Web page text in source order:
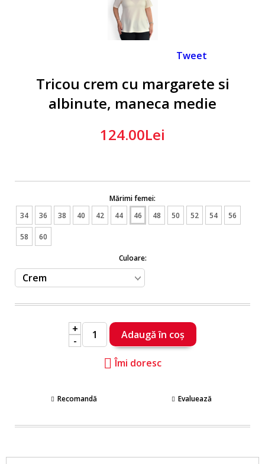
Tricou crem cu margarete si
albinute, maneca medie
124.00Lei
Mărimi femei:
34
36 38 40 42 44 46 48 50 52 54 56
58 60
Culoare:
+
-
Îmi doresc
Recomandă Evaluează
Tweet